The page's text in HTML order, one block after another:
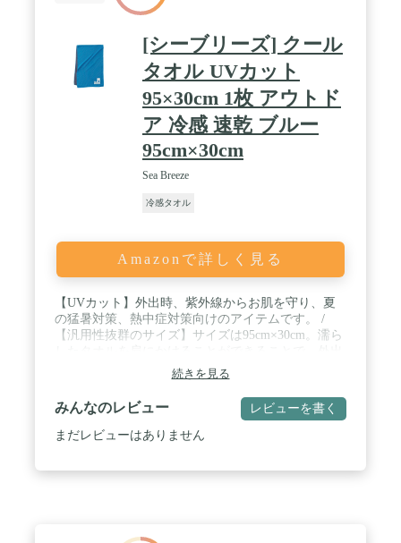
[シーブリーズ] クール
タオル UVカット
95×30cm 1枚 アウトド
ア 冷感 速乾 ブルー
95cm×30cm
Sea Breeze
冷感タオル
Amazonで詳しく見る
【UVカット】外出時、紫外線からお肌を守り、夏
の猛暑対策、熱中症対策向けのアイテムです。 /
【汎用性抜群のサイズ】サイズは95cm×30cm。濡ら
時などに首周りを涼しくすることができます。夏
場、マスクなどで蒸れる顔を涼しくサポート. / 【繰
り返し使用可能】一定の時間ご使用いただいた後、
あらためて濡らし、絞って、振ることで、繰り返し
使用できます。
続きを見る
みんなのレビュー レビューを書く
まだレビューはありません